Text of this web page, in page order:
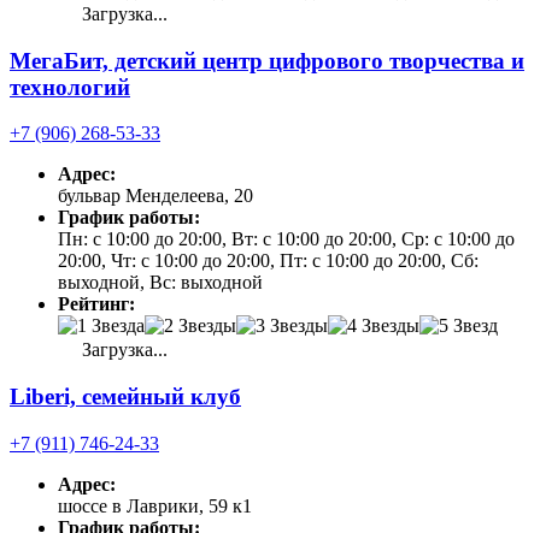
Загрузка...
МегаБит, детский центр цифрового творчества и
технологий
+7 (906) 268-53-33
Адрес:
бульвар Менделеева, 20
График работы:
Пн: с 10:00 до 20:00, Вт: с 10:00 до 20:00, Ср: с 10:00 до
20:00, Чт: с 10:00 до 20:00, Пт: с 10:00 до 20:00, Сб:
выходной, Вс: выходной
Рейтинг:
Загрузка...
Liberi, семейный клуб
+7 (911) 746-24-33
Адрес:
шоссе в Лаврики, 59 к1
График работы: